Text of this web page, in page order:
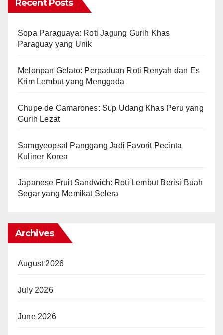
Recent Posts
Sopa Paraguaya: Roti Jagung Gurih Khas
Paraguay yang Unik
Melonpan Gelato: Perpaduan Roti Renyah dan Es
Krim Lembut yang Menggoda
Chupe de Camarones: Sup Udang Khas Peru yang
Gurih Lezat
Samgyeopsal Panggang Jadi Favorit Pecinta
Kuliner Korea
Japanese Fruit Sandwich: Roti Lembut Berisi Buah
Segar yang Memikat Selera
Archives
August 2026
July 2026
June 2026